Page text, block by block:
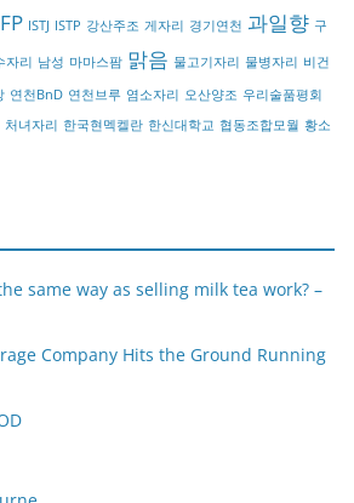
ISTJ ISTP 강산주조 게자리 경기연천 과일향 구
자리 남성 마마스팜 맑음 물고기자리 물병자리 비건
연천BnD 연천브루 염소자리 오산양조 우리술품평회
처녀자리 한국현멕켈란 한신대학교 협동조합모월 황소
same way as selling milk tea work? –
Company Hits the Ground Running